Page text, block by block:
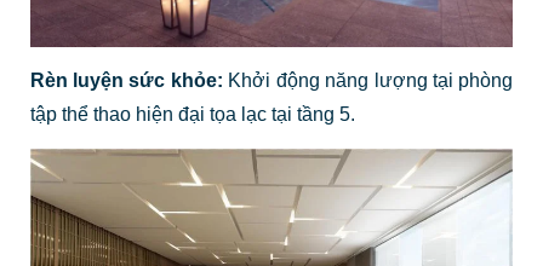
Rèn luyện sức khỏe: Khởi động năng lượng tại phòng
tập thể thao hiện đại tọa lạc tại tầng 5.